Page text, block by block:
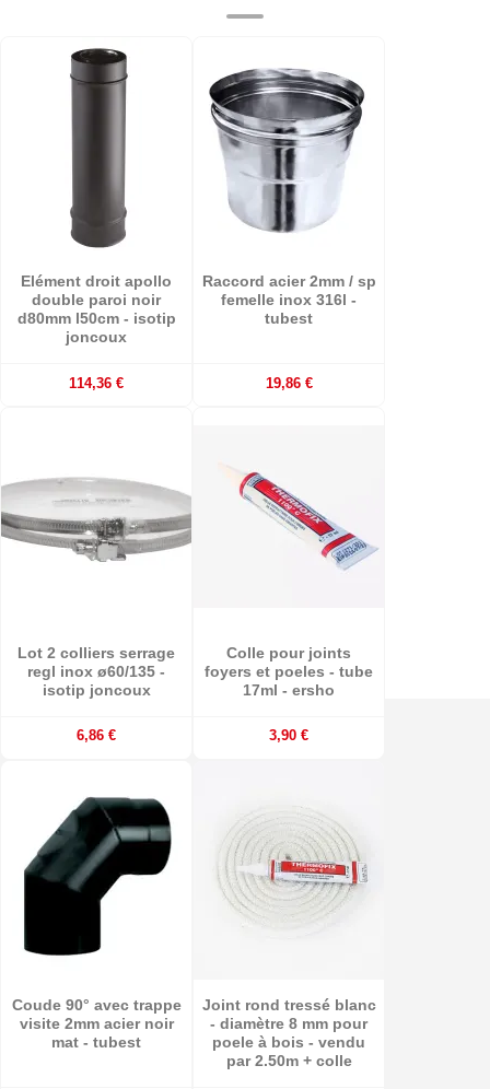
Elément droit apollo
double paroi noir
d80mm l50cm - isotip
joncoux
114,36 €
Raccord acier 2mm / sp
femelle inox 316l -
tubest
19,86 €
Lot 2 colliers serrage
regl inox ø60/135 -
isotip joncoux
6,86 €
Colle pour joints
foyers et poeles - tube
17ml - ersho
3,90 €
Coude 90° avec trappe
visite 2mm acier noir
mat - tubest
Joint rond tressé blanc
- diamètre 8 mm pour
poele à bois - vendu
par 2.50m + colle